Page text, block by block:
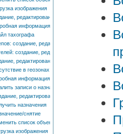
изображения
редактирование и удаление
информация
тахографа
создание, редактирование и удаление
создание, редактирование и удаление
редактирование и удаление
в геозонах
информация
записи о назначении
редактирование и удаление
назначения
снятие
список объектов для автоматического
изображения